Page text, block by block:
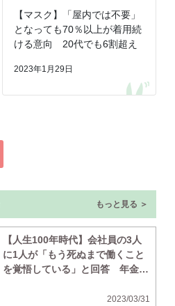
【マスク】「屋内では不要」
となっても70％以上が着用続
ける意向 20代でも6割超え
2023年1月29日
もっと見る ＞
【人生100年時代】会社員の3人
に1人が「もう死ぬまで働くこと
を覚悟している」と回答 年金が
2023/03/31